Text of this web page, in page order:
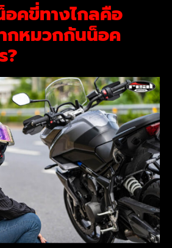
คขี่ทางไกลคือ
ากหมวกกันน็อค
?